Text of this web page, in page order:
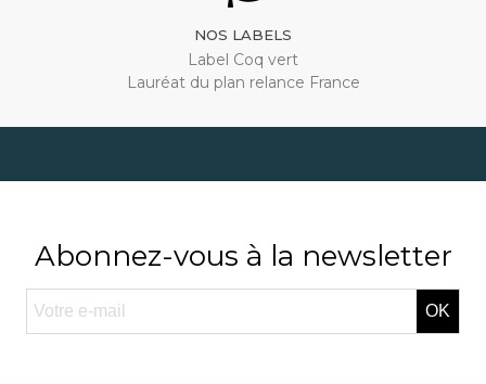
NOS LABELS
Label Coq vert
Lauréat du plan relance France
Abonnez-vous à la newsletter
OK